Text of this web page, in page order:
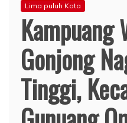
Lima puluh Kota
Kampuang
Gonjong
Tinggi,